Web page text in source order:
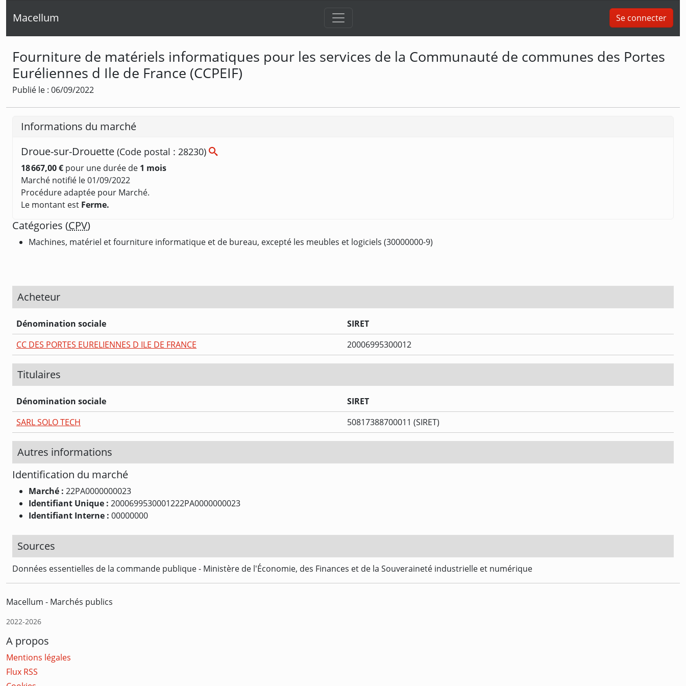
Macellum Se connecter
Fourniture de matériels informatiques pour les services de la Communauté de communes des Portes
Euréliennes d Ile de France (CCPEIF)
Publié le : 06/09/2022
Informations du marché
Droue-sur-Drouette (Code postal : 28230)
18 667,00 € pour une durée de 1 mois
Marché notifié le 01/09/2022
Procédure adaptée pour Marché.
Le montant est Ferme.
Catégories (CPV)
Machines, matériel et fourniture informatique et de bureau, excepté les meubles et logiciels (30000000-9)
Acheteur
Dénomination sociale
SIRET
CC DES PORTES EURELIENNES D ILE DE FRANCE
20006995300012
Titulaires
Dénomination sociale
SIRET
SARL SOLO TECH
50817388700011 (SIRET)
Autres informations
Identification du marché
Marché : 22PA0000000023
Identifiant Unique : 2000699530001222PA0000000023
Identifiant Interne : 00000000
Sources
Données essentielles de la commande publique - Ministère de l'Économie, des Finances et de la Souveraineté industrielle et numérique
Macellum - Marchés publics
2022-2026
A propos
Mentions légales
Flux RSS